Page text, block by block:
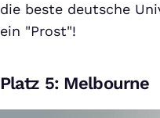
die beste deutsche
ein "Prost"!
Platz 5: Melbourne